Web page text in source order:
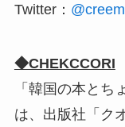
Twitter：
◆CHEKCCORI
「韓国の本とち
は、出版社「ク